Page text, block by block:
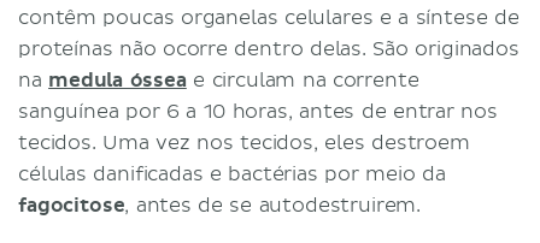
contêm poucas organelas celulares e a síntese de
proteínas não ocorre dentro delas. São originados
na medula óssea e circulam na corrente
sanguínea por 6 a 10 horas, antes de entrar nos
tecidos. Uma vez nos tecidos, eles destroem
células danificadas e bactérias por meio da
fagocitose, antes de se autodestruirem.